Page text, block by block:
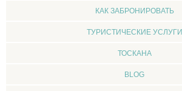
КАК ЗАБРОНИРОВАТЬ
ТУРИСТИЧЕСКИЕ УСЛУГИ
ТОСКАНА
BLOG